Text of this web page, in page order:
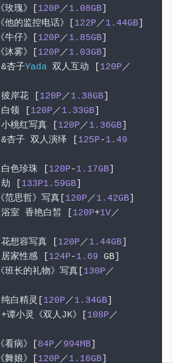
《玫瑰》[ 120P／1.08GB]
《他的监控电话》[ 122P／1.44GB]
《牛仔》[ 120P／1.85GB]
《沐雾》[ 120P／1.03GB]
&杏子Yada 双人互动 120P／
彼岸花 120P／1.38GB]
白领 120P／1.33GB]
小桃红写真 120P／1.36GB]
&杏子 双人演绎 125P-1.49
白色珍珠 120P-1.17GB]
劫 133P1.59GB]
《范思哲》写真[ 120P／1.42GB]
浴室 香艳白皙 120P+1V／
花想容写真 120P／1.44GB]
居家性感 124P-1.69 GB]
《班长的礼物》写真[ 130P／
纯白精灵[ 120P／1.34GB]
+谭小灵《双人JK》[ 108P／
《看病》[ 84P／994MB]
《舞娘》[ 120P／1.16GB]